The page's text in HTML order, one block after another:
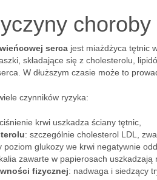
serca jest miażdżyca tętnic
składające się z cholesterolu,
W dłuższym czasie może to
czynników ryzyka:
krwi uszkadza ściany tętnic,
: szczególnie cholesterol LDL,
poziom glukozy we krwi negatywnie
zawarte w papierosach
fizycznej: nadwaga i siedzący